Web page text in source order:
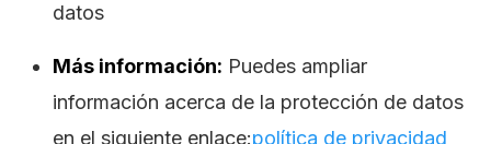
datos
Más información: Puedes ampliar
información acerca de la protección de datos
en el siguiente enlace:política de privacidad